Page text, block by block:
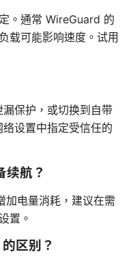
。通常 WireGuard 的
载可能影响速度。试用
保护，或切换到自带
设置中指定受信任的
续航？
加电量消耗，建议在需
置。
区别？